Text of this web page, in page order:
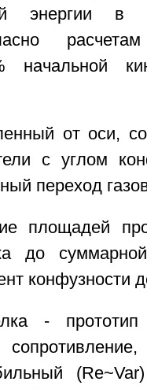
энергии в
начальной
от оси,
с углом
переход
площадей
до
конфузности
-